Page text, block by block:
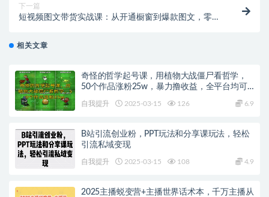
下一篇
短视频图文带货实战课：从开通橱窗到爆款图文，零基
相关文章
奇怪的哲学起号课，用植物大战僵尸看哲学，
50个作品涨粉25w，暴力撸收益，全平台均可
自我提升 2025-03-15 126 6.9
B站引流创业粉，PPT玩法和分享课玩法，轻松
引流私域变现
自我提升 2025-03-15 108 4.9
2025主播蜕变营+主播世界话术本，千万主播从